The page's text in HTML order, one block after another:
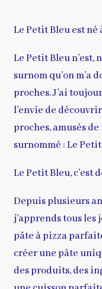
Le Petit Bleu est né
Le Petit Bleu n’est,
surnom qu’on m’a
proches. J’ai
l’envie de
proches, amusés
surnommé : Le
Le Petit Bleu, c’est
Depuis plusieurs
j’apprends tous
pâte à pizza
créer une pâte
des produits, des